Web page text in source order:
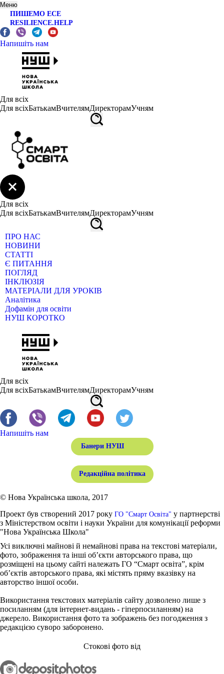
Меню
ПИШЕМО ЕСЕ
RESILIENCE.HELP
Напишіть нам
Для всіх
Для всіхБатькамВчителямДиректорамУчням
Для всіх
Для всіхБатькамВчителямДиректорамУчням
ПРО НАС
НОВИНИ
СТАТТІ
Є ПИТАННЯ
ПОГЛЯД
ІНКЛЮЗІЯ
МАТЕРІАЛИ ДЛЯ УРОКІВ
Аналітика
Дофамін для освіти
НУШ КОРОТКО
Для всіх
Для всіхБатькамВчителямДиректорамУчням
Напишіть нам
Банери НУШ
Редакційна політика
© Нова Українська школа, 2017
Проект був створений 2017 року ГО "Смарт Освіта" у партнерстві
з Міністерством освіти і науки України для комунікації реформи
"Нова Українська Школа"
Усі виключні майнові й немайнові права на текстові матеріали,
фото, зображення та інші об’єкти авторського права, що
розміщені на цьому сайті належать ГО “Смарт освіта”, крім
об’єктів авторського права, які містять пряму вказівку на
авторство іншої особи.
Використання текстових матеріалів сайту дозволено лише з
посиланням (для інтернет-видань - гіперпосиланням) на
джерело. Використання фото та зображень без погодження з
редакцією суворо заборонено.
Стокові фото від